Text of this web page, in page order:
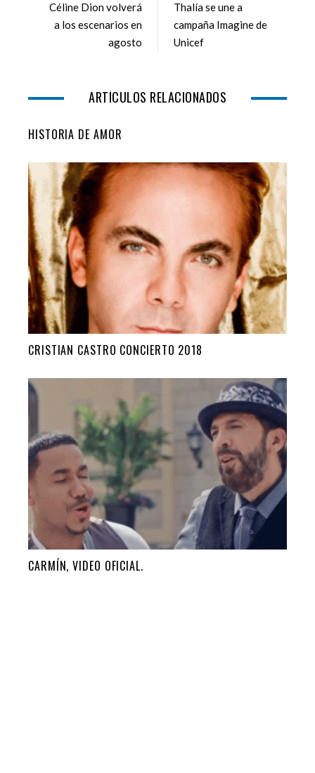
o
k
r
+
I
Céline Dion volverá
a los escenarios en
agosto
Thalía se une a
campaña Imagine de
Unicef
ARTÍCULOS RELACIONADOS
HISTORIA DE AMOR
CRISTIAN CASTRO CONCIERTO 2018
CARMÍN, VIDEO OFICIAL.